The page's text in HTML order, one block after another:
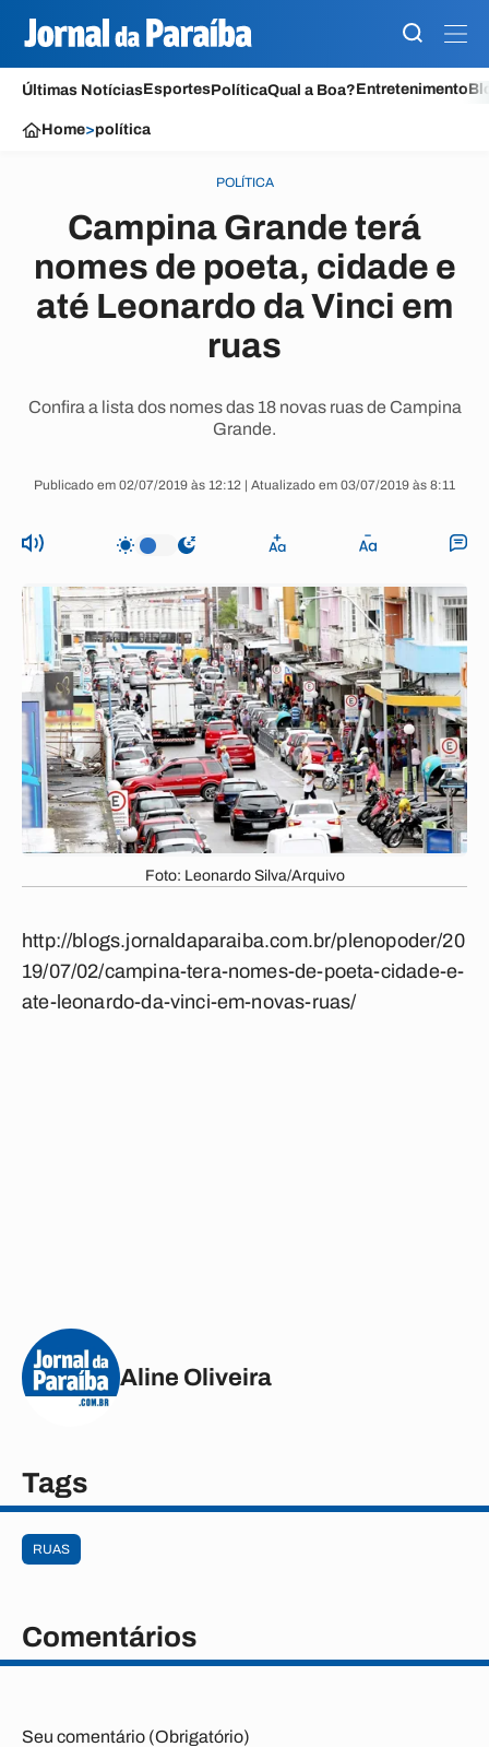
Últimas NotíciasEsportesPolíticaQual a Boa?Entretenimento
Home>política
POLÍTICA
Campina Grande terá
nomes de poeta, cidade e
até Leonardo da Vinci em
ruas
Confira a lista dos nomes das 18 novas ruas de Campina
Grande.
Publicado em 02/07/2019 às 12:12 | Atualizado em 03/07/2019 às 8:11
Foto: Leonardo Silva/Arquivo
http://blogs.jornaldaparaiba.com.br/plenopoder/20
19/07/02/campina-tera-nomes-de-poeta-cidade-e-
ate-leonardo-da-vinci-em-novas-ruas/
Aline Oliveira
Tags
RUAS
Comentários
Seu comentário (Obrigatório)